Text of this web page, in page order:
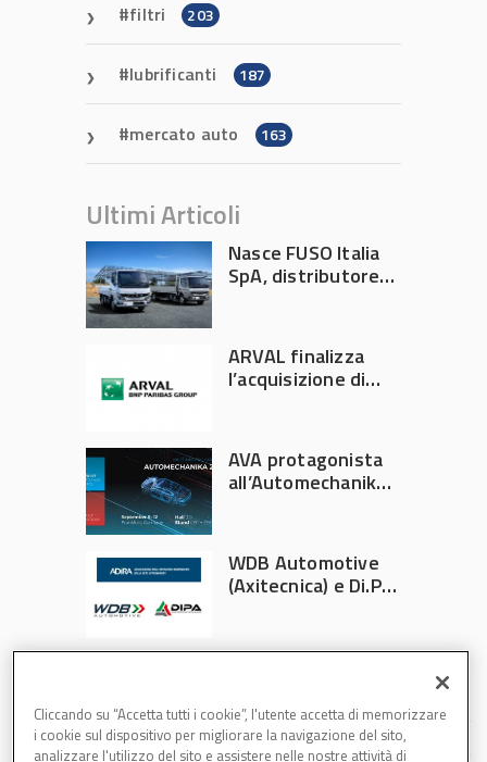
filtri 203
lubrificanti 187
mercato auto 163
Ultimi Articoli
Nasce FUSO Italia
SpA, distributore
ARVAL finalizza
l’acquisizione di
AVA protagonista
all’Automechanika
WDB Automotive
(Axitecnica) e Di.Pa.
Cliccando su “Accetta tutti i cookie”, l'utente accetta di memorizzare
i cookie sul dispositivo per migliorare la navigazione del sito,
analizzare l'utilizzo del sito e assistere nelle nostre attività di